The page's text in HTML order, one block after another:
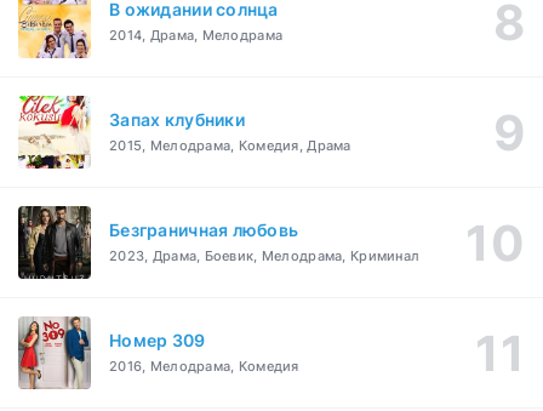
В ожидании солнца
2014, Драма, Мелодрама
Запах клубники
2015, Мелодрама, Комедия, Драма
Безграничная любовь
2023, Драма, Боевик, Мелодрама, Криминал
Номер 309
2016, Мелодрама, Комедия